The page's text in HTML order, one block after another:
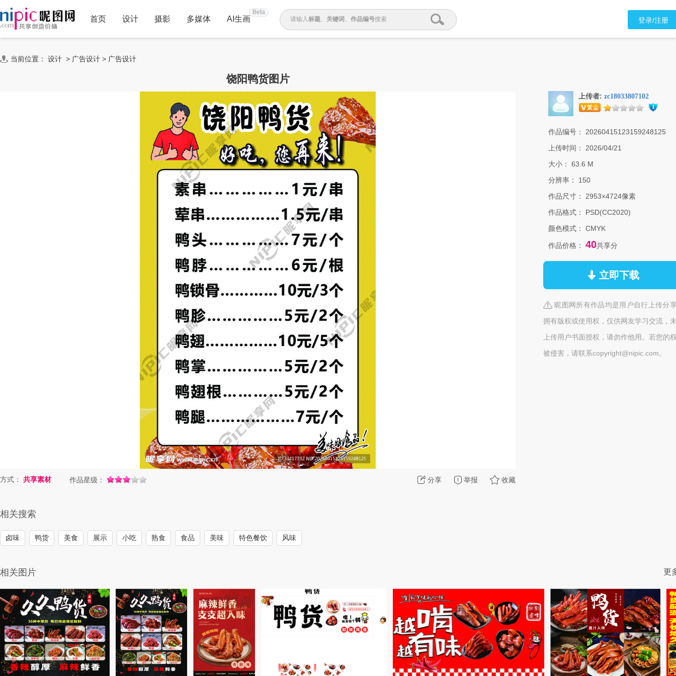
首页 设计 摄影 多媒体 AI生画
Beta
请输入标题、 关键词 、 作品编号搜索 登录/注册
当前位置： 设计 > 广告设计 > 广告设计
饶阳鸭货图片
分享 举报 收藏
方式： 共享素材 作品星级：
上传者: zc18033807102
作品编号：
20260415123159248125
上传时间：
2026/04/21
大小：
63.6 M
分辨率：
150
作品尺寸：
2953×4724像素
作品格式：
PSD(CC2020)
颜色模式：
CMYK
作品价格： 40共享分
立即下载
昵图网所有作品均是用户自行上传分
拥有版权或使用权，仅供网友学习交流，
上传用户书面授权，请勿作他用。若您的
被侵害，请联系copyright@nipic.com。
相关搜索
卤味 鸭货 美食 展示 小吃 熟食 食品 美味 特色餐饮 风味
相关图片 更